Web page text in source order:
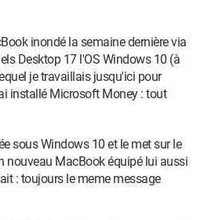
inondé la semaine dernière via
Desktop 17 l'OS Windows 10 (à
je travaillais jusqu'ici pour
installé Microsoft Money : tout
sous Windows 10 et le met sur le
nouveau MacBook équipé lui aussi
: toujours le meme message